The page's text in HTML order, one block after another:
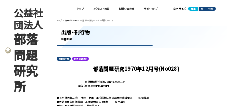
公益社
団法人
部落
問題
研究
所
トップ アクセス・地図 お問い合わせ サイトマップ 文字サイズ 標準 大 特大
トップ 出版・刊行物 部落問題研究1970年12月号(No028)
出版・刊行物
新着情報
定期刊行物 部落問題研究
部落問題研究1970年12月号(No028)
「部落問題研究」第28輯 <1970.12>
定価（本体 300 円）送料 円
————————————————————
●長州藩天保二年一揆の一断面－エタ騒動にみる民衆の意識情況－･･･布引敏雄
●大逆事件と部落問題－高木顕明の人と思想－･･･高木道明